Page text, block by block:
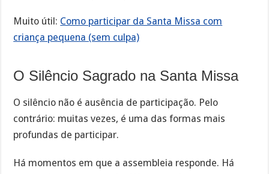
Muito útil: Como participar da Santa Missa com
criança pequena (sem culpa)
O Silêncio Sagrado na Santa Missa
O silêncio não é ausência de participação. Pelo
contrário: muitas vezes, é uma das formas mais
profundas de participar.
Há momentos em que a assembleia responde. Há